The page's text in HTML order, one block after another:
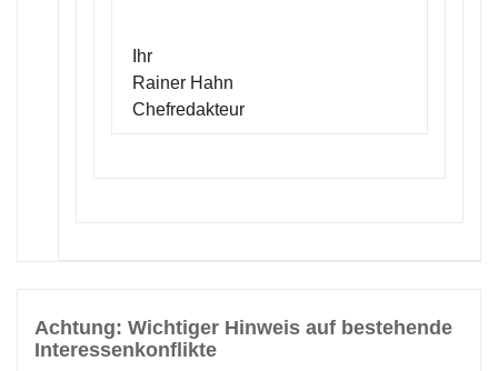
Ihr
Rainer Hahn
Chefredakteur
Achtung: Wichtiger Hinweis auf bestehende
Interessenkonflikte